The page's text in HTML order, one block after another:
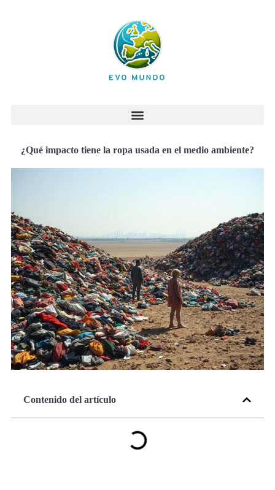
¿Qué impacto tiene la ropa usada en el medio ambiente?
Contenido del artículo